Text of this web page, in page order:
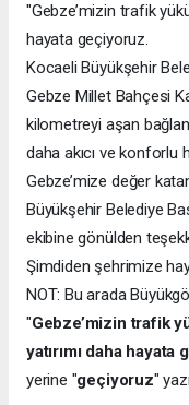
"Gebze’mizin trafik
hayata geçiyoruz.
Kocaeli Büyükşehir
Gebze Millet Bahçesi
kilometreyi aşan
daha akıcı ve konforlu
Gebze’mize değer
Büyükşehir Belediye
ekibine gönülden
Şimdiden şehrimize
NOT: Bu arada
"Gebze’mizin trafik
yatırımı daha hayata
yerine "geçiyoruz"